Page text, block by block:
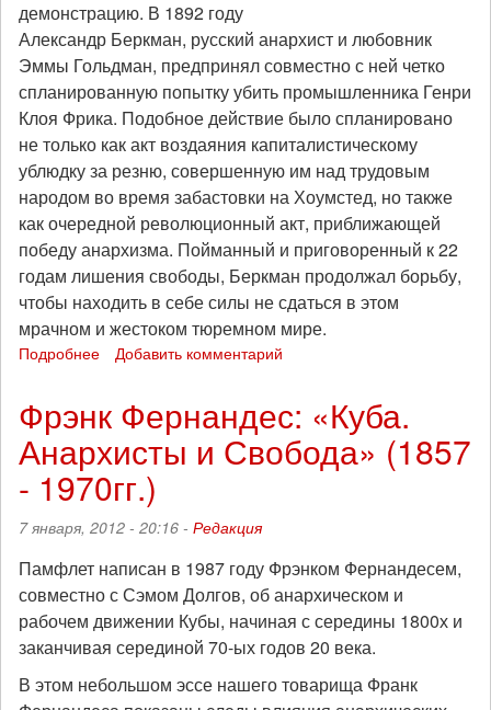
1918)»
демонстрацию. В 1892 году
Александр Беркман, русский анархист и любовник
Эммы Гольдман, предпринял совместно с ней четко
спланированную попытку убить промышленника Генри
Клоя Фрика. Подобное действие было спланировано
не только как акт воздаяния капиталистическому
ублюдку за резню, совершенную им над трудовым
народом во время забастовки на Хоумстед, но также
как очередной революционный акт, приближающей
победу анархизма. Пойманный и приговоренный к 22
годам лишения свободы, Беркман продолжал борьбу,
чтобы находить в себе силы не сдаться в этом
мрачном и жестоком тюремном мире.
Подробнее
анархиста
Александра
Беркмана
Добавить комментарий
Фрэнк Фернандес: «Куба.
Анархисты и Свобода» (1857
- 1970гг.)
7 января, 2012 - 20:16 - Редакция
Памфлет написан в 1987 году Фрэнком Фернандесем,
совместно с Сэмом Долгов, об анархическом и
рабочем движении Кубы, начиная с середины 1800х и
заканчивая серединой 70-ых годов 20 века.
В этом небольшом эссе нашего товарища Франк